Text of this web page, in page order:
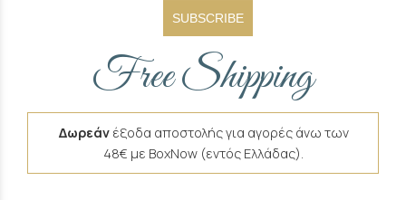
SUBSCRIBE
Free Shipping
Δωρεάν έξοδα αποστολής για αγορές άνω των
48€ με BoxNow (εντός Ελλάδας).